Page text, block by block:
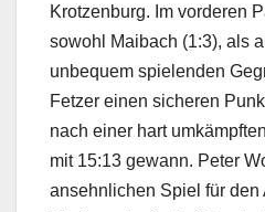
Krotzenburg. Im vorderen
sowohl Maibach (1:3), als
unbequem spielenden
Fetzer einen sicheren
nach einer hart
mit 15:13 gewann. Peter
ansehnlichen Spiel für den